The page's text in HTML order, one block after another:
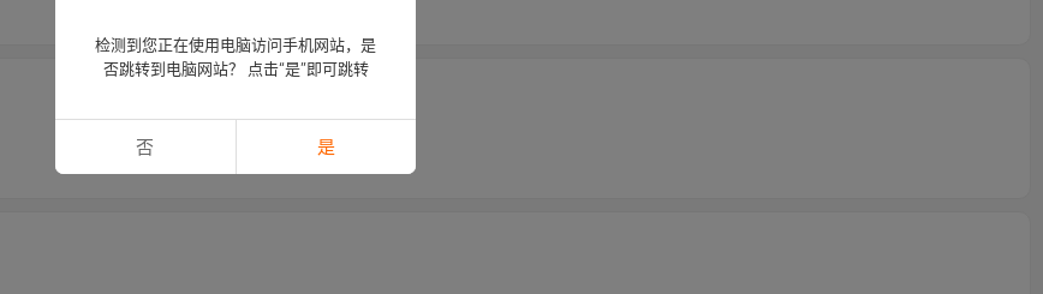
检测到您正在使用电脑访问手机网站，是
否跳转到电脑网站？ 点击“是”即可跳转
否 是